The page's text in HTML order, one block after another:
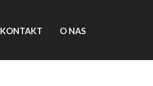
KONTAKT O NAS